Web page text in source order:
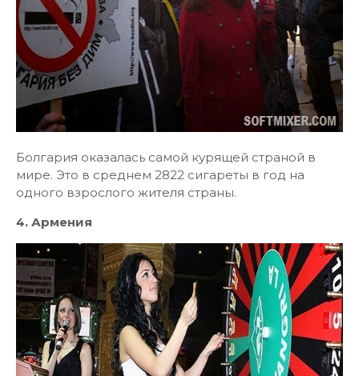
Болгария оказалась самой курящей страной в
мире. Это в среднем 2822 сигареты в год на
одного взрослого жителя страны.
4. Армения